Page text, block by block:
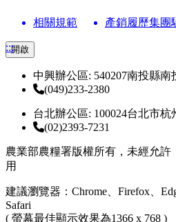
相關規範 產銷履歷集團
:::開啟
中興辦公區: 540207南投縣南
(049)233-2380
台北辦公區: 100024台北市杭
(02)2393-7231
農業部農糧署版權所有，未經允
用
建議瀏覽器：Chrome、Firefox、
Safari
( 螢幕最佳顯示效果為1366 x 768 )